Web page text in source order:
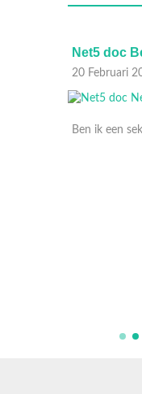
Net5 doc
20 Februari
Ben ik een